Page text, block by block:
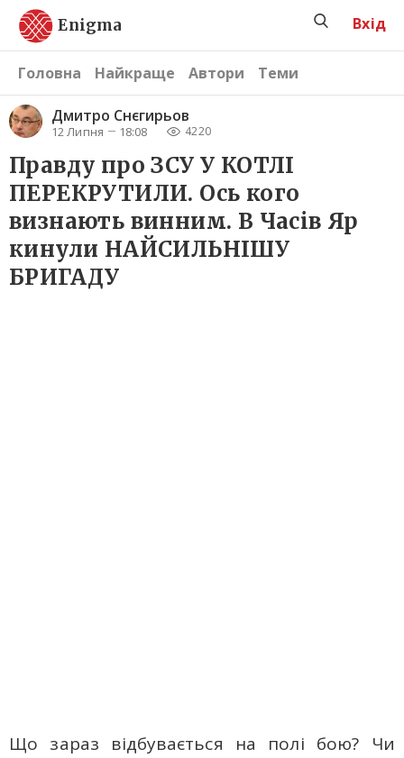
Enigma
Головна Найкраще Автори Теми
Вхід
Дмитро Снєгирьов
12 Липня 18:08 4220
Правду про ЗСУ У КОТЛІ
ПЕРЕКРУТИЛИ. Ось кого
визнають винним. В Часів Яр
кинули НАЙСИЛЬНІШУ
БРИГАДУ
Що зараз відбувається на полі бою? Чи